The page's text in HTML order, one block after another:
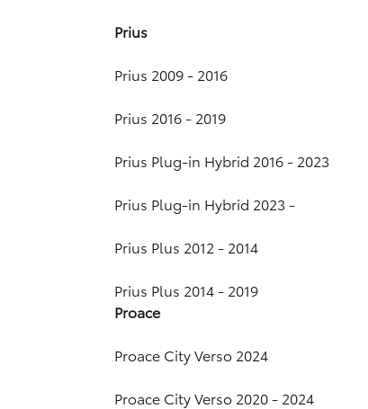
Prius
Prius 2009 - 2016
Prius 2016 - 2019
Prius Plug-in Hybrid 2016 - 2023
Prius Plug-in Hybrid 2023 -
Prius Plus 2012 - 2014
Prius Plus 2014 - 2019
Proace
Proace City Verso 2024
Proace City Verso 2020 - 2024